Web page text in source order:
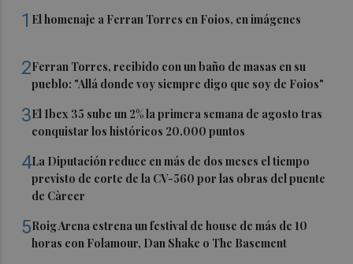
1 El homenaje a Ferran Torres en Foios, en imágenes
2Ferran Torres, recibido con un baño de masas en su
pueblo: "Allá donde voy siempre digo que soy de Foios"
3El Ibex 35 sube un 2% la primera semana de agosto tras
conquistar los históricos 20.000 puntos
4La Diputación reduce en más de dos meses el tiempo
previsto de corte de la CV-560 por las obras del puente
de Càrcer
5Roig Arena estrena un festival de house de más de 10
horas con Folamour, Dan Shake o The Basement